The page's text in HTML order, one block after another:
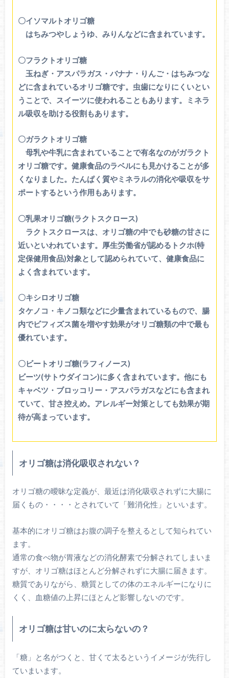
〇イソマルトオリゴ糖
はちみつやしょうゆ、みりんなどに含まれています。
〇フラクトオリゴ糖
玉ねぎ・アスパラガス・バナナ・りんご・はちみつな
どに含まれているオリゴ糖です。虫歯になりにくいとい
うことで、スイーツに使われることもあります。ミネラ
ル吸収を助ける役割もあります。
〇ガラクトオリゴ糖
母乳や牛乳に含まれていることで有名なのがガラクト
オリゴ糖です。健康食品のラベルにも見かけることが多
くなりました。たんぱく質やミネラルの消化や吸収をサ
ポートするという作用もあります。
〇乳果オリゴ糖(ラクトスクロース)
ラクトスクロースは、オリゴ糖の中でも砂糖の甘さに
近いといわれています。厚生労働省が認めるトクホ(特
定保健用食品)対象として認められていて、健康食品に
よく含まれています。
〇キシロオリゴ糖
タケノコ・キノコ類などに少量含まれているもので、腸
内でビフィズス菌を増やす効果がオリゴ糖類の中で最も
優れています。
〇ビートオリゴ糖(ラフィノース)
ビーツ(サトウダイコン)に多く含まれています。他にも
キャベツ・ブロッコリー・アスパラガスなどにも含まれ
ていて、甘さ控えめ。アレルギー対策としても効果が期
待が高まっています。
オリゴ糖は消化吸収されない？
オリゴ糖の曖昧な定義が、最近は消化吸収されずに大腸に
届くもの・・・・とされていて「難消化性」といいます。
基本的にオリゴ糖はお腹の調子を整えるとして知られてい
ます。
通常の食べ物が胃液などの消化酵素で分解されてしまいま
すが、オリゴ糖はほとんど分解されずに大腸に届きます。
糖質でありながら、糖質としての体のエネルギーになりに
くく、血糖値の上昇にほとんど影響しないのです。
オリゴ糖は甘いのに太らないの？
「糖」と名がつくと、甘くて太るというイメージが先行し
ていまいます。